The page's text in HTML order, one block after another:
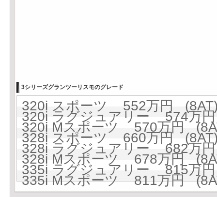
3シリーズグランツーリスモのグレード
320i スポーツ 552万円
320i ラグジュアリー 574万
320i Mスポーツ 570万円
328i スポーツ 660万円
328i ラグジュアリー 682万
328i Mスポーツ 678万円
335i ラグジュアリー 815万
335i Mスポーツ 811万円